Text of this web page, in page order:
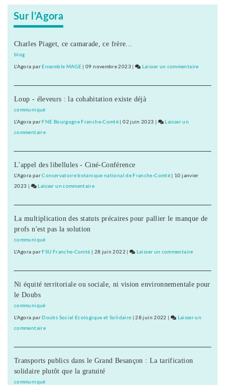
Sur l’Agora
Charles Piaget, ce camarade, ce frère...
blog
L'Agora parEnsemble MAGE |09 novembre 2023| Laisser un commentaire
20
du
Loup - éleveurs : la cohabitation existe déjà
communiqué
L'Agora parFNE Bourgogne Franche-Comté |02 juin 2023 |
Laisser un
commentaireon
20
« emplois
d’avenir »
au
général
du
Doubs
L'appel des libellules - Ciné-Conférence
L'Agora parConservatoire botanique national de Franche-Comté| 10 janvier
2023 | Laisser un commentaire
20
« emplois
Conseil
du
Doubs
La multiplication des statuts précaires pour pallier le manque de
profs n'est pas la solution
communiqué
L'Agora parFSU Franche-Comté | 28 juin 2022 | Laisser un commentaire
20
« emplois
Doubs
Ni équité territoriale ou sociale, ni vision environnementale pour
le Doubs
communiqué
L'Agora parDoubs Social Ecologique et Solidaire |28 juin 2022 |
Laisser un
commentaireon
20
« emplois
d’avenir »
Transports publics dans le Grand Besançon : La tarification
solidaire plutôt que la gratuité
communiqué